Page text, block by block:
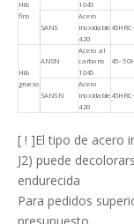
Hilo
fino
1045
SANS
Acero
inoxidable
420
Hilo
grueso
ANSN
Acero al
carbono
1045
SANSN
Acero
inoxidable
420
[ ! ]El tipo de acero
J2) puede
endurecida
Para pedidos